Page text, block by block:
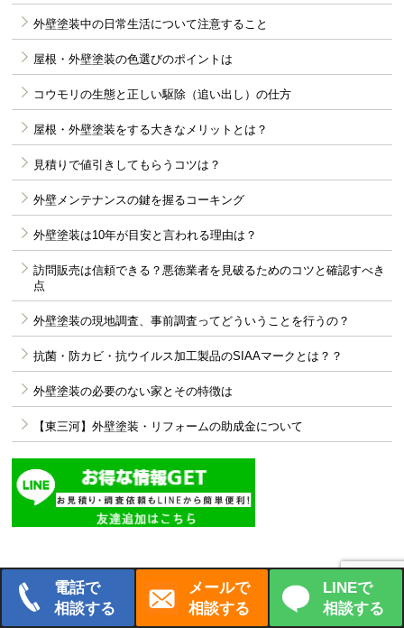
外壁塗装中の日常生活について注意すること
屋根・外壁塗装の色選びのポイントは
コウモリの生態と正しい駆除（追い出し）の仕方
屋根・外壁塗装をする大きなメリットとは？
見積りで値引きしてもらうコツは？
外壁メンテナンスの鍵を握るコーキング
外壁塗装は10年が目安と言われる理由は？
訪問販売は信頼できる？悪徳業者を見破るためのコツと確認すべき
点
外壁塗装の現地調査、事前調査ってどういうことを行うの？
抗菌・防カビ・抗ウイルス加工製品のSIAAマークとは？？
外壁塗装の必要のない家とその特徴は
【東三河】外壁塗装・リフォームの助成金について
電話で
相談する
メールで
相談する
LINEで
相談する